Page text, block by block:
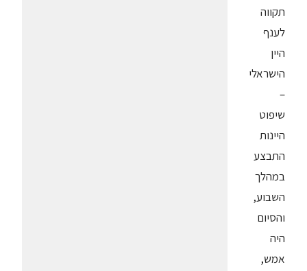
תקווה
לענף
היין
הישראלי
–
שיפוט
היינות
התבצע
במהלך
השבוע,
והסיום
היה
אמש,